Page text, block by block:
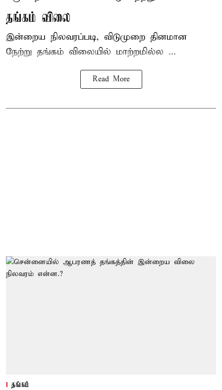
தங்கம் விலை
இன்றைய நிலவரப்படி, விடுமுறை தினமான
நேற்று தங்கம் விலையில் மாற்றமில்ல ...
Read More
தங்கம்